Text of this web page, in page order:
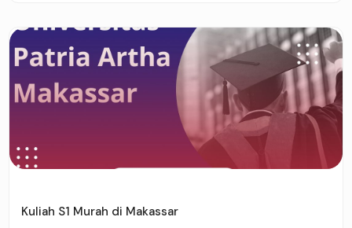
Kuliah S1 Murah di Makassar